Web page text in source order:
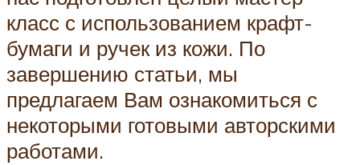
класс с использованием крафт-
бумаги и ручек из кожи. По
завершению статьи, мы
предлагаем Вам ознакомиться с
некоторыми готовыми авторскими
работами.